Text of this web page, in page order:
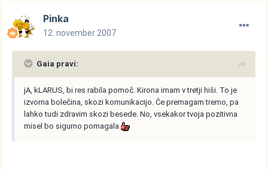
Pinka
12. november 2007
Gaia pravi:
jA, kLARUS, bi res rabila pomoč. Kirona imam v tretji hiši. To je
izvorna bolečina, skozi komunikacijo. Če premagam tremo, pa
lahko tudi zdravim skozi besede. No, vsekakor tvoja pozitivna
misel bo sigurno pomagala